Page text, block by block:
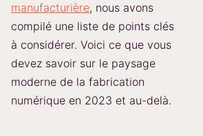
manufacturière, nous avons
compilé une liste de points clés
à considérer. Voici ce que vous
devez savoir sur le paysage
moderne de la fabrication
numérique en 2023 et au-delà.